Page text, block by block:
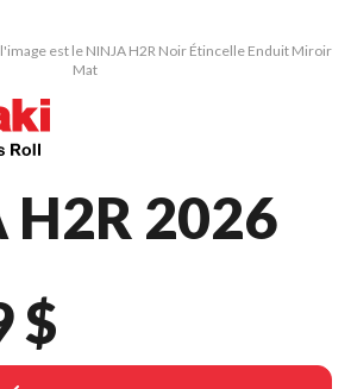
est le NINJA H2R Noir Étincelle Enduit Miroir
Mat
H2R 2026
$